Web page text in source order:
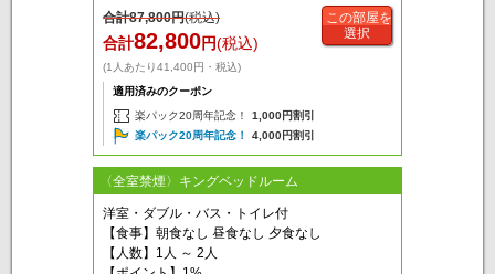
合計87,800円(税込)
合計82,800円(税込)
(1人あたり41,400円・税込)
適用済みのクーポン
楽パック20周年記念！
1,000円割引
楽パック20周年記念！
4,000円割引
この部屋を
選択
〈全室禁煙〉キングベッドルーム
洋室・ダブル・バス・トイレ付
【食事】朝食なし 昼食なし 夕食なし
【人数】1人 ～ 2人